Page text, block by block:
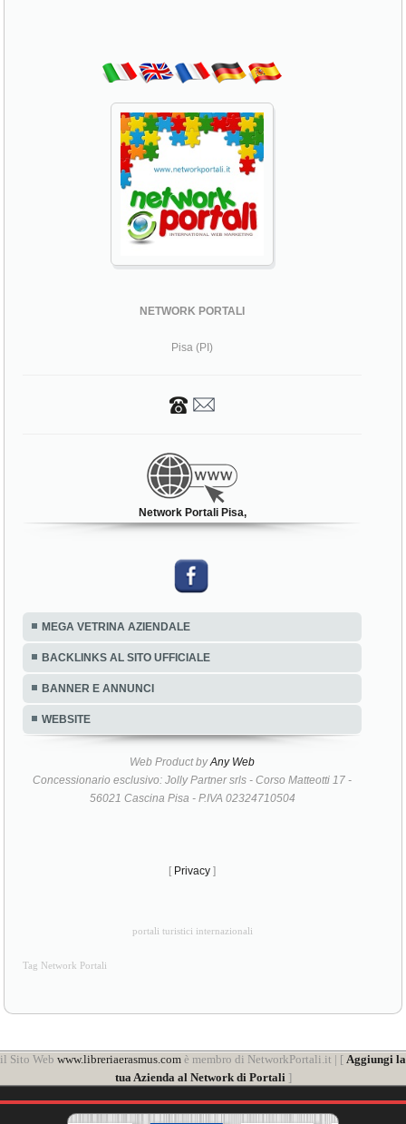
NETWORK PORTALI
Pisa (PI)
Network Portali Pisa,
MEGA VETRINA AZIENDALE
BACKLINKS AL SITO UFFICIALE
BANNER E ANNUNCI
WEBSITE
Web Product byAny Web
Concessionario esclusivo: Jolly Partner srls - Corso Matteotti 17 -
56021 Cascina Pisa - P.IVA 02324710504
[ Privacy ]
portali turistici internazionali
Tag Network Portali
il Sito Web www.libreriaerasmus.com è membro di NetworkPortali.it | [ Aggiungi la
tua Azienda al Network di Portali]